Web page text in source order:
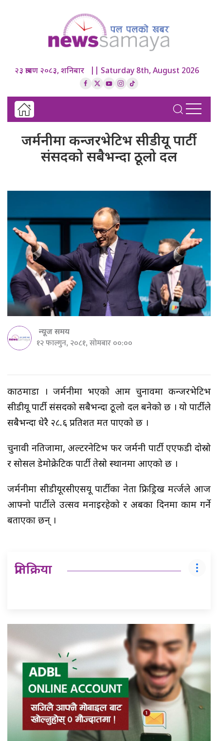
२३ श्रावण २०८३, शनिबार || Saturday 8th, August 2026
जर्मनीमा कन्जरभेटिभ सीडीयू पार्टी
संसदको सबैभन्दा ठूलो दल
न्यूज समय
१२ फाल्गुन, २०८१, सोमबार ००:००
काठमाडौँ । जर्मनीमा भएको आम चुनावमा कन्जरभेटिभ
सीडीयू पार्टी संसदको सबैभन्दा ठूलो दल बनेको छ । यो पार्टीले
सबैभन्दा धेरै २८.६ प्रतिशत मत पाएको छ ।
चुनावी नतिजामा, अल्टरनेटिभ फर जर्मनी पार्टी एएफडी दोस्रो
र सोसल डेमोक्रेटिक पार्टी तेस्रो स्थानमा आएको छ ।
जर्मनीमा सीडीयूरसीएसयू पार्टीका नेता फ्रिड्रिख मर्त्जले आज
आफ्नो पार्टीले उत्सव मनाइरहेको र अबका दिनमा काम गर्ने
बताएका छन् ।
प्रतिक्रिया